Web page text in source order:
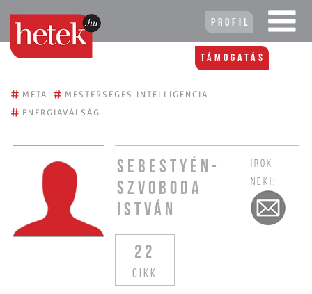
Profil
Támogatás
# META # MESTERSÉGES INTELLIGENCIA
# ENERGIAVÁLSÁG
SEBESTYÉN-
SZVOBODA
ISTVÁN
ÍROK
NEKI:
22
CIKK